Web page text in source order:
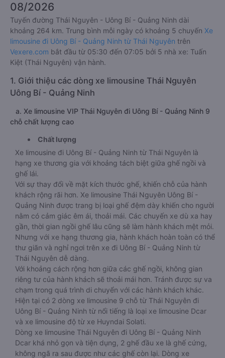
08/2026
Tuyến đường Thái Nguyên - Uông Bí - Quảng Ninh dài
khoảng 264 km. Trung bình mỗi ngày có khoảng 5 chuyến Xe
limousine đi Uông Bí - Quảng Ninh từ Thái Nguyên trên
Vexere.com bắt đầu từ 05:30 đến 07:05 bởi 5 nhà xe: Tuấn
Kiệt (Thái Nguyên) vận hành.
1. Giới thiệu các dòng xe limousine Thái Nguyên
Uông Bí - Quảng Ninh
a. Xe limousine VIP Thái Nguyên đi Uông Bí - Quảng Ninh 9
chỗ chất lượng cao
Chất lượng
Xe limousine đi Uông Bí - Quảng Ninh từ Thái Nguyên là
hạng xe thương gia với khoảng tách biệt giữa ghế ngồi và
ghế lái.
Với sự thay đổi về mặt kích thước ghế, khiến chỗ của hành
khách rộng rãi hơn. Xe limousine Thái Nguyên Uông Bí -
Quảng Ninh được trang bị loại ghế đệm dày khiến cho người
nằm có cảm giác êm ái, thoải mái. Các chuyến xe dù xa hay
gần, thời gian ngồi ghế lâu cũng sẽ làm hành khách mệt mỏi.
Nhưng với xe hạng thương gia, hành khách hoàn toàn có thể
thư giãn và nghỉ ngơi trên xe đi Uông Bí - Quảng Ninh từ
Thái Nguyên dễ dàng.
Với khoảng cách rộng hơn giữa các ghế ngồi, không gian
riêng tư của hành khách sẽ thoải mái hơn. Tránh được sự va
chạm trong quá trình di chuyển với các hành khách khác.
Hiện tại có 2 dòng xe limousine 9 chỗ từ Thái Nguyên đi
Uông Bí - Quảng Ninh từ nổi tiếng là loại xe limousine Dcar
và xe limousine độ từ xe Huyndai Solati.
Dòng xe limousine Thái Nguyên đi Uông Bí - Quảng Ninh
Dcar khá nhỏ gọn và tiện dụng, 2 ghế đầu xe là ghế cứng,
không ngã ra sau được như các ghế còn lại. Dòng xe